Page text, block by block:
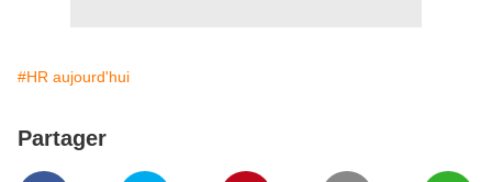
#HR aujourd'hui
Partager